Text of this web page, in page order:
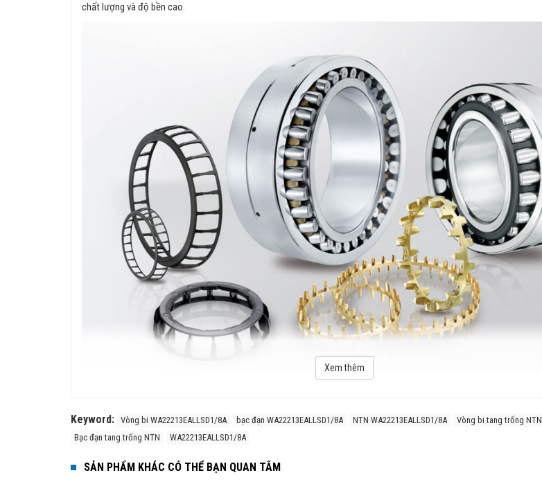
chất lượng và độ bền cao.
Thiết kế tự lựa:
Khả năng chịu tải cao:Chịu tải hướng kính lớn và tải dọc trục theo cả hai hướng.
Độ bền và tuổi thọ cao:Sử dụng vật liệu thép chất lượng cao và công nghệ nhiệt luyện tiên tiến.
rung…
Xem thêm
Keyword: Vòng bi WA22213EALLSD1/8A bạc đạn WA22213EALLSD1/8A NTN WA22213EALLSD1/8A
Vòng bi tang trống NTN
Bạc đạn tang trống NTN
WA22213EALLSD1/8A
SẢN PHẨM KHÁC CÓ THỂ BẠN QUAN TÂM